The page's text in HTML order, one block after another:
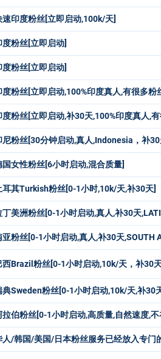
印度粉丝[立即启动,100k/天]
粉丝[立即启动]
粉丝[立即启动]
粉丝[立即启动,100%印度真人,有很多粉
粉丝[立即启动,补30天,100%印度真人,
粉丝[30分钟启动,真人,Indonesia，补
女性粉丝[6小时启动,混合质量]
其Turkish粉丝[0-1小时,10k/天,补30天]
美洲粉丝[0-1小时启动,真人,补30天
粉丝[0-1小时启动,真人,补30天,SOUTH
Brazil粉丝[0-1小时启动,10k/天，补30
Sweden粉丝[0-1小时启动,10k/天,补30
伯粉丝[0-1小时启动,高质量,自然速度,不
/韩国/美国/日本粉丝服务已经放入专门